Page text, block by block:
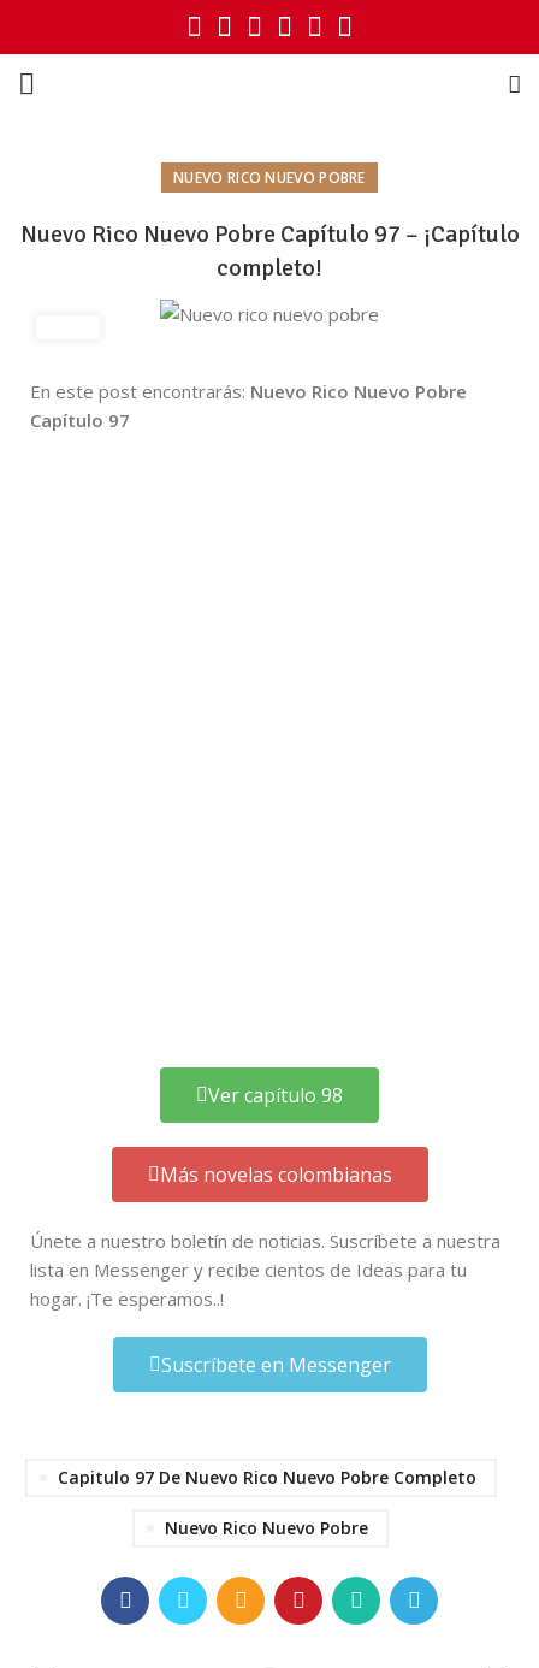
NUEVO RICO NUEVO POBRE
Nuevo Rico Nuevo Pobre Capítulo 97 – ¡Capítulo
completo!
En este post encontrarás: Nuevo Rico Nuevo Pobre
Capítulo 97
Ver capítulo 98
Más novelas colombianas
Únete a nuestro boletín de noticias. Suscríbete a nuestra
lista en Messenger y recibe cientos de Ideas para tu
hogar. ¡Te esperamos..!
Suscríbete en Messenger
Capitulo 97 De Nuevo Rico Nuevo Pobre Completo
Nuevo Rico Nuevo Pobre